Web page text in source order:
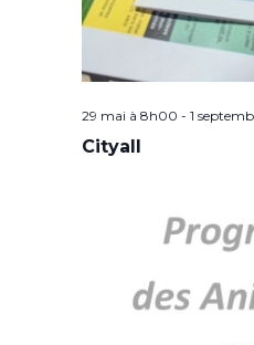
29 mai à 8h00 - 1
Cityall